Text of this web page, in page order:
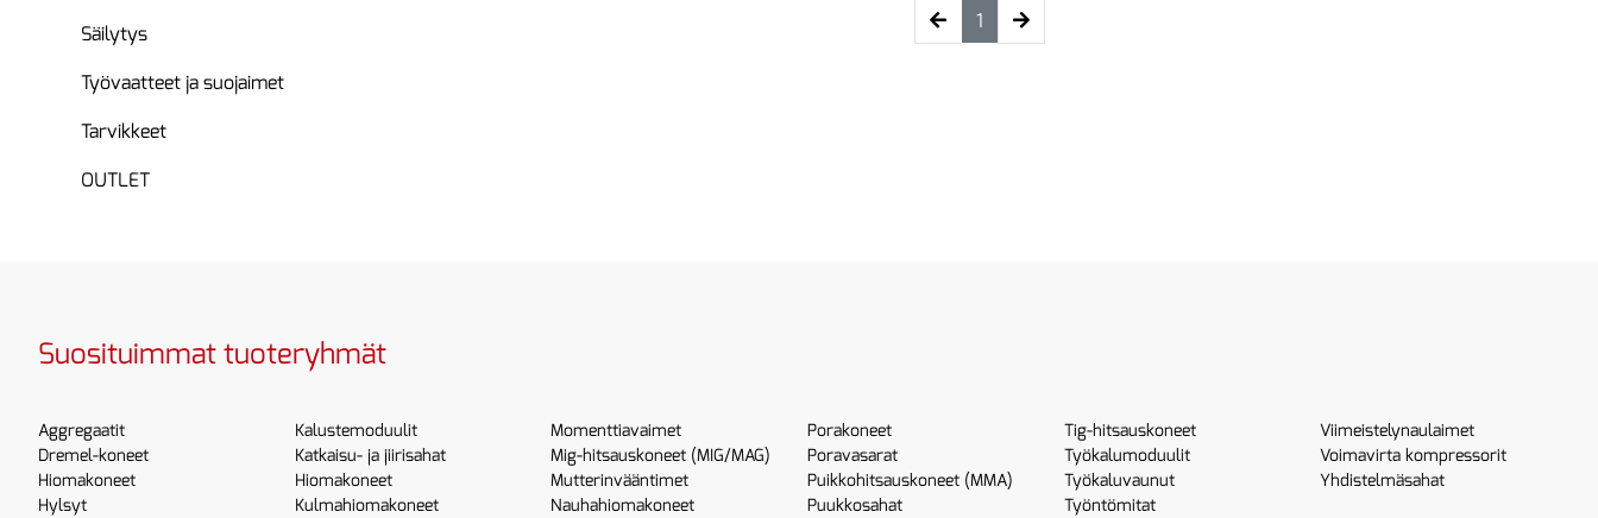
Säilytys
Työvaatteet ja suojaimet
Tarvikkeet
OUTLET
1(current)
Suosituimmat tuoteryhmät
Aggregaatit
Dremel-koneet
Hiomakoneet
Hylsyt
Kalustemoduulit
Katkaisu- ja jiirisahat
Hiomakoneet
Kulmahiomakoneet
Momenttiavaimet
Mig-hitsauskoneet (MIG/MAG)
Mutterinvääntimet
Nauhahiomakoneet
Porakoneet
Poravasarat
Puikkohitsauskoneet (MMA)
Puukkosahat
Tig-hitsauskoneet
Työkalumoduulit
Työkaluvaunut
Työntömitat
Viimeistelynaulaimet
Voimavirta kompressorit
Yhdistelmäsahat